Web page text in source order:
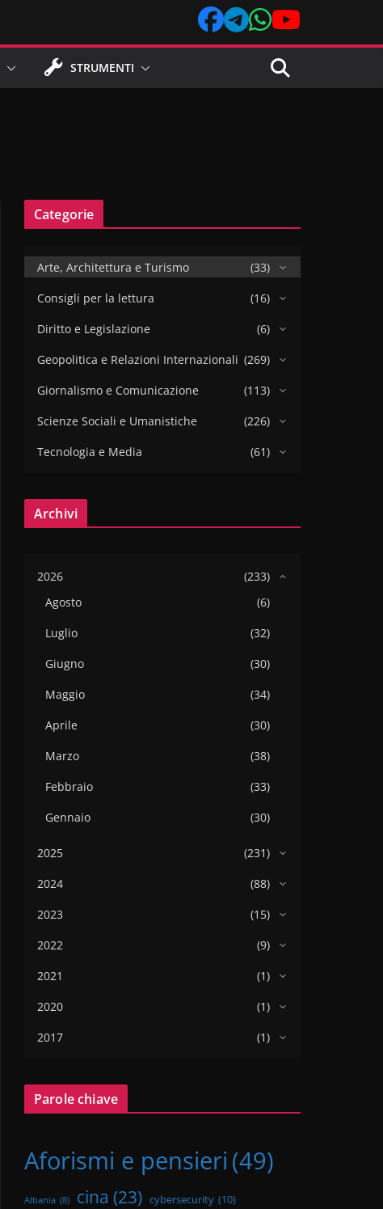
STRUMENTI
Categorie
Arte, Architettura e Turismo
(33)
Consigli per la lettura
(16)
Diritto e Legislazione
(6)
Geopolitica e Relazioni Internazionali (269)
Giornalismo e Comunicazione
(113)
Scienze Sociali e Umanistiche
(226)
Tecnologia e Media
(61)
Archivi
2026
(233)
Agosto
(6)
Luglio
(32)
Giugno
(30)
Maggio
(34)
Aprile
(30)
Marzo
(38)
Febbraio
(33)
Gennaio
(30)
2025
(231)
2024
(88)
2023
(15)
2022
(9)
2021
(1)
2020
(1)
2017
(1)
Parole chiave
Aforismi e pensieri (49)
Albania (8) cina (23) cybersecurity (10)